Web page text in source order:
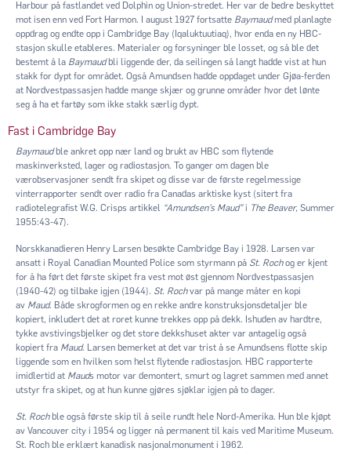
Harbour på fastlandet ved Dolphin og Union-stredet. Her var de bedre beskyttet
mot isen enn ved Fort Harmon. I august 1927 fortsatte Baymaudmed planlagte
oppdrag og endte opp i Cambridge Bay (Iqaluktuutiaq), hvor enda en ny HBC-
stasjon skulle etableres. Materialer og forsyninger ble losset, og så ble det
bestemt å la Baymaudbli liggende der, da seilingen så langt hadde vist at hun
stakk for dypt for området. Også Amundsen hadde oppdaget under Gjøa-ferden
at Nordvestpassasjen hadde mange skjær og grunne områder hvor det lønte
seg å ha et fartøy som ikke stakk særlig dypt.
Fast i Cambridge Bay
Baymaudble ankret opp nær land og brukt av HBC som flytende
maskinverksted, lager og radiostasjon. To ganger om dagen ble
værobservasjoner sendt fra skipet og disse var de første regelmessige
vinterrapporter sendt over radio fra Canadas arktiske kyst (sitert fra
radiotelegrafist W.G. Crisps artikkel “Amundsen’s Maud”i The Beaver, Summer
1955:43-47).
Norskkanadieren Henry Larsen besøkte Cambridge Bay i 1928. Larsen var
ansatt i Royal Canadian Mounted Police som styrmann på St. Rochog er kjent
for å ha ført det første skipet fra vest mot øst gjennom Nordvestpassasjen
(1940-42) og tilbake igjen (1944). St. Rochvar på mange måter en kopi
av Maud. Både skrogformen og en rekke andre konstruksjonsdetaljer ble
kopiert, inkludert det at roret kunne trekkes opp på dekk. Ishuden av hardtre,
tykke avstivingsbjelker og det store dekkshuset akter var antagelig også
kopiert fra Maud. Larsen bemerket at det var trist å se Amundsens flotte skip
liggende som en hvilken som helst flytende radiostasjon. HBC rapporterte
imidlertid at Mauds motor var demontert, smurt og lagret sammen med annet
utstyr fra skipet, og at hun kunne gjøres sjøklar igjen på to dager.
St. Rochble også første skip til å seile rundt hele Nord-Amerika. Hun ble kjøpt
av Vancouver city i 1954 og ligger nå permanent til kais ved Maritime Museum.
St. Roch ble erklært kanadisk nasjonalmonument i 1962.